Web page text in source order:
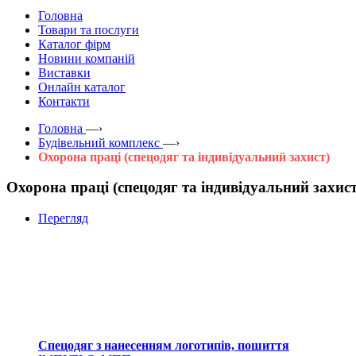
Головна
Товари та послуги
Каталог фірм
Новини компаній
Виставки
Онлайн каталог
Контакти
Головна —›
Будівельний комплекс —›
Охорона праці (спецодяг та індивідуальний захист)
Охорона праці (спецодяг та індивідуальний
Перегляд
Спецодяг з нанесенням логотипів, пошиття